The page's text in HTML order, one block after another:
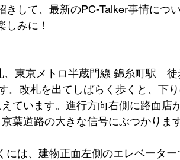
して、最新のPC-Talker事情につ
しみに！
東京メトロ半蔵門線 錦糸町駅　徒
。改札を出てしばらく歩くと、下
ています。進行方向右側に路面店
葉道路の大きな信号にぶつかりま
は、建物正面左側のエレベーター